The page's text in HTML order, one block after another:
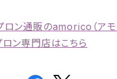
ロン通販のamorico（アモ
ロン専門店はこちら